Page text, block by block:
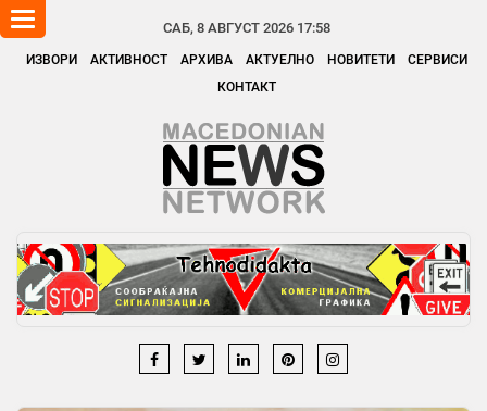
САБ, 8 АВГУСТ 2026 17:58
ИЗВОРИ АКТИВНОСТ АРХИВА АКТУЕЛНО НОВИТЕТИ
СЕРВИСИ
КОНТАКТ
Toggle
navigation